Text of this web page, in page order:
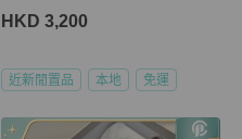
HKD 3,200
近新閒置品 本地 免運